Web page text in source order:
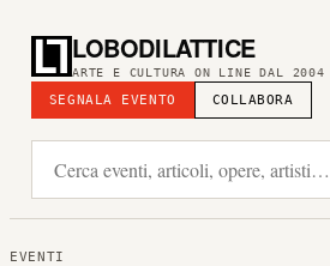
LOBODILATTICE
ARTE E CULTURA ON LINE DAL 2004
SEGNALA EVENTO COLLABORA
EVENTI